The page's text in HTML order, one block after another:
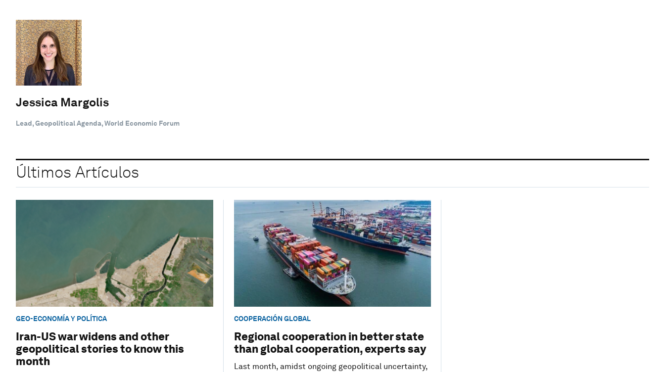
Jessica Margolis
Lead, Geopolitical Agenda, World Economic Forum
Últimos Artículos
GEO-ECONOMÍA Y POLÍTICA
Iran-US war widens and other
geopolitical stories to know this
month
COOPERACIÓN GLOBAL
Regional cooperation in better state
than global cooperation, experts say
Last month, amidst ongoing geopolitical uncertainty,